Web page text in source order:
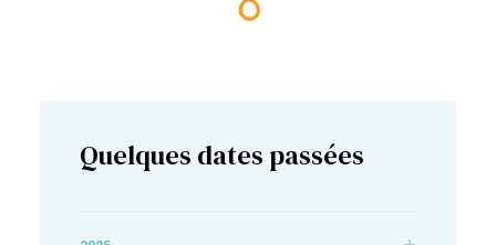
Quelques dates passées